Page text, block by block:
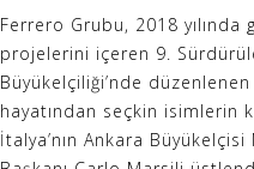
Ferrero Grubu, 2018
projelerini içeren 9.
Büyükelçiliği’nde
hayatından seçkin isimlerin
İtalya’nın Ankara